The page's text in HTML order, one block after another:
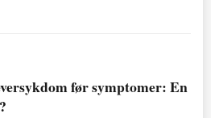
før symptomer: En